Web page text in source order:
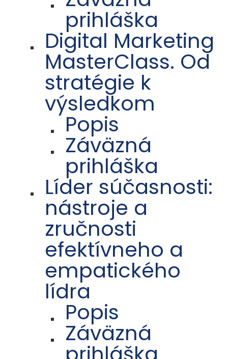
prihláška
Digital Marketing
MasterClass. Od
stratégie k
výsledkom
Popis
Záväzná
prihláška
Líder súčasnosti:
nástroje a
zručnosti
efektívneho a
empatického
lídra
Popis
Záväzná